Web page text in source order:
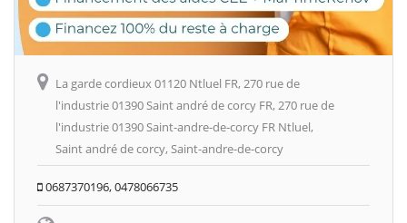
La garde cordieux 01120 Ntluel FR, 270 rue de
l'industrie 01390 Saint andré de corcy FR, 270 rue de
l'industrie 01390 Saint-andre-de-corcy FR Ntluel,
Saint andré de corcy, Saint-andre-de-corcy
0687370196, 0478066735